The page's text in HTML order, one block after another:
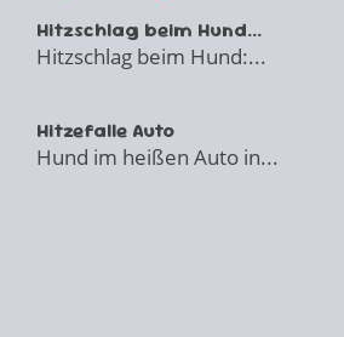
Hitzschlag beim Hund...
Hitzschlag beim Hund:...
Hitzefalle Auto
Hund im heißen Auto in...